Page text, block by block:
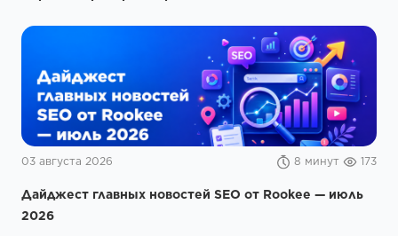
03 августа 2026 8 минут 173
Дайджест главных новостей SEO от Rookee — июль
2026